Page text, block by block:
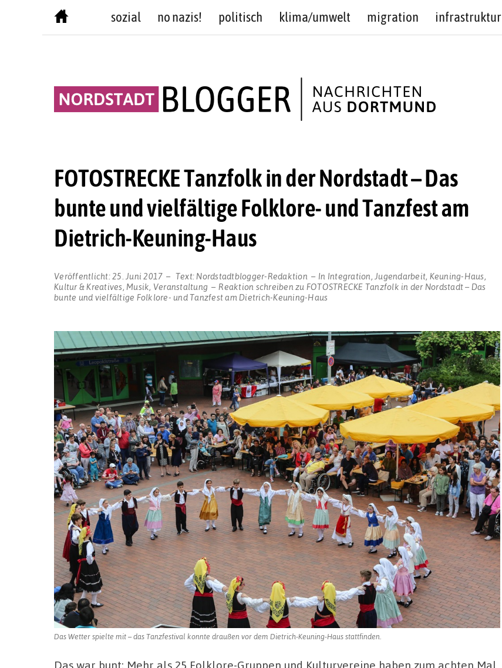
sozial no nazis! politisch klima/umwelt migration infrastruktur
FOTOSTRECKE Tanzfolk in der Nordstadt – Das
bunte und vielfältige Folklore- und Tanzfest am
Dietrich-Keuning-Haus
Veröffentlicht: 25. Juni 2017 Text: Nordstadtblogger-Redaktion In Integration Jugendarbeit Keuning-Haus
Kultur & Kreatives Musik Veranstaltung Reaktion schreiben zu FOTOSTRECKE Tanzfolk in der Nordstadt – Das
bunte und vielfältige Folklore- und Tanzfest am Dietrich-Keuning-Haus
Das Wetter spielte mit – das Tanzfestival konnte draußen vor dem Dietrich-Keuning-Haus stattfinden.
Das war bunt: Mehr als 25 Folklore-Gruppen und Kulturvereine haben zum achten Mal